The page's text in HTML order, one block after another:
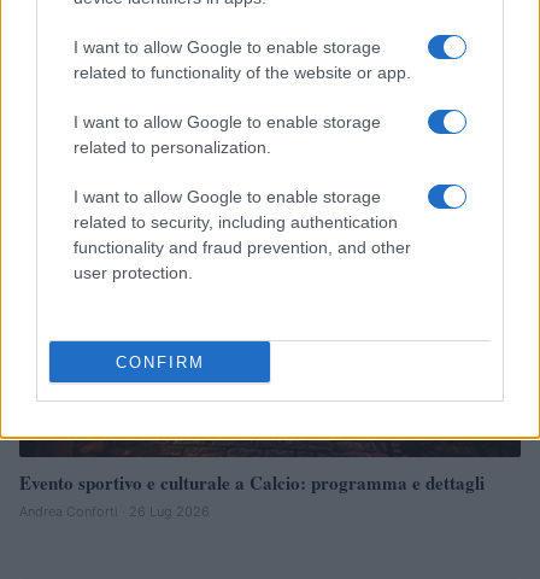
I want to allow Google to enable storage
related to functionality of the website or app.
I want to allow Google to enable storage
related to personalization.
I want to allow Google to enable storage
related to security, including authentication
functionality and fraud prevention, and other
user protection.
CONFIRM
Quando il gioco di squadra insegna a vivere: calcio, storia e
valore educativo
NEWS
Evento sportivo e culturale a Calcio: programma e dettagli
Andrea Conforti · 26 Lug 2026